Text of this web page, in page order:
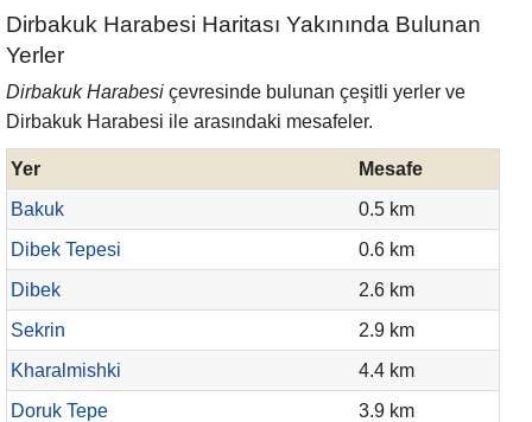
Dirbakuk Harabesi Haritası Yakınında Bulunan
Yerler
Dirbakuk Harabesi çevresinde bulunan çeşitli yerler ve
Dirbakuk Harabesi ile arasındaki mesafeler.
Yer
Mesafe
Bakuk
0.5 km
Dibek Tepesi
0.6 km
Dibek
2.6 km
Sekrin
2.9 km
Kharalmishki
4.4 km
Doruk Tepe
3.9 km